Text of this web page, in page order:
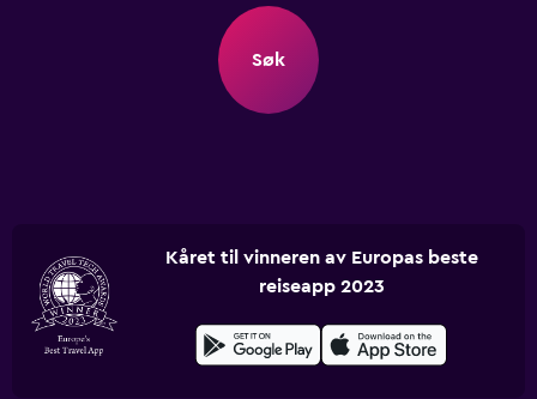
Søk
Kåret til vinneren av Europas beste
reiseapp 2023